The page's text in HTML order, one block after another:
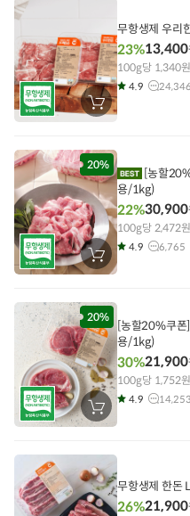
장
바
에
담
기
무항생제 우리
23%13,400
100g당 1,340원
4.9 24,346
20%
장
바
에
담
기
용/1kg)
22%30,900
100g당 2,472원
4.9 6,765
20%
장
바
에
담
기
[농할20%쿠폰
용/1kg)
30%21,900
100g당 1,752원
4.9 14,253
무항생제 한돈
26%21,900